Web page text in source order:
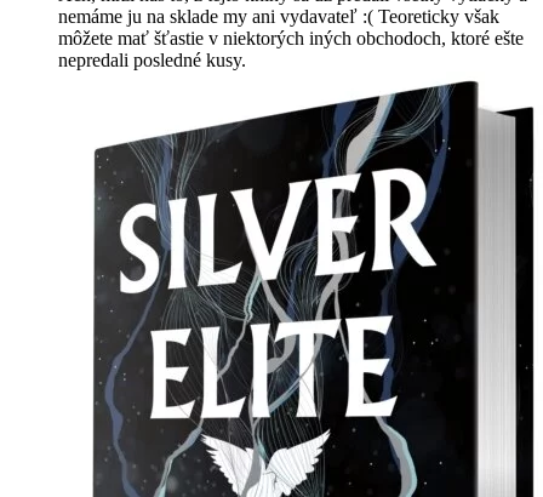
nemáme ju na sklade my ani vydavateľ :( Teoreticky však
môžete mať šťastie v niektorých iných obchodoch, ktoré ešte
nepredali posledné kusy.